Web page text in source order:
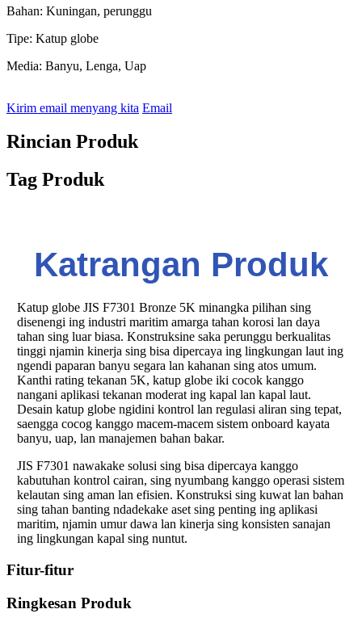
Bahan: Kuningan, perunggu
Tipe: Katup globe
Media: Banyu, Lenga, Uap
Kirim email menyang kita Email
Rincian Produk
Tag Produk
Katrangan Produk
Katup globe JIS F7301 Bronze 5K minangka pilihan sing
disenengi ing industri maritim amarga tahan korosi lan daya
tahan sing luar biasa. Konstruksine saka perunggu berkualitas
tinggi njamin kinerja sing bisa dipercaya ing lingkungan laut ing
ngendi paparan banyu segara lan kahanan sing atos umum.
Kanthi rating tekanan 5K, katup globe iki cocok kanggo
nangani aplikasi tekanan moderat ing kapal lan kapal laut.
Desain katup globe ngidini kontrol lan regulasi aliran sing tepat,
saengga cocog kanggo macem-macem sistem onboard kayata
banyu, uap, lan manajemen bahan bakar.
JIS F7301 nawakake solusi sing bisa dipercaya kanggo
kabutuhan kontrol cairan, sing nyumbang kanggo operasi sistem
kelautan sing aman lan efisien. Konstruksi sing kuwat lan bahan
sing tahan banting ndadekake aset sing penting ing aplikasi
maritim, njamin umur dawa lan kinerja sing konsisten sanajan
ing lingkungan kapal sing nuntut.
Fitur-fitur
Ringkesan Produk